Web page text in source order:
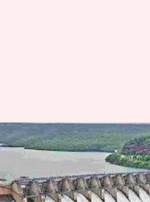
Srisailam:
కొనసాగుతున్న
వ్రాసిన వారు Sirish Praharaju Jul 24, 2025